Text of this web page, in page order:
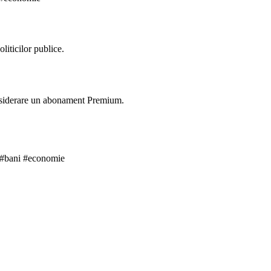
publice.
un abonament Premium.
#economie